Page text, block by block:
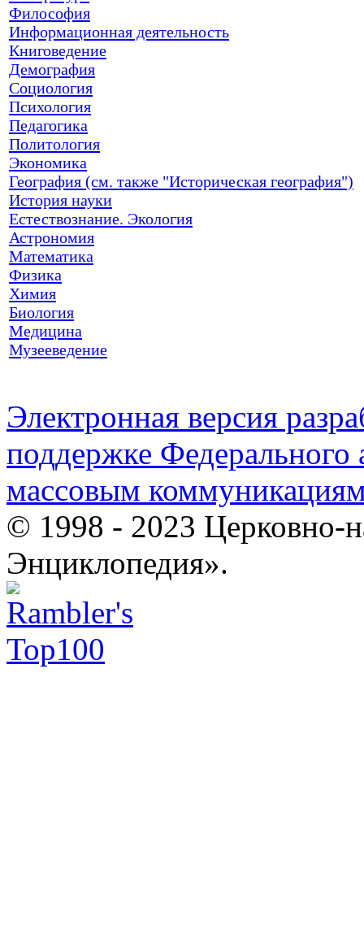
Философия
Информационная деятельность
Книговедение
Демография
Социология
Психология
Педагогика
Политология
Экономика
География (см. также "Историческая география")
История науки
Естествознание. Экология
Астрономия
Математика
Физика
Химия
Биология
Медицина
Музееведение
Электронная версия
поддержке Федерального
массовым
© 1998 - 2023 Церковно-
Энциклопедия».